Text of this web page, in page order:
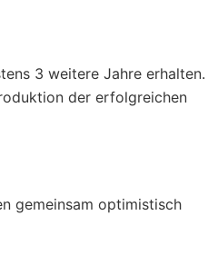
3 weitere Jahre erhalten.
der erfolgreichen
gemeinsam optimistisch